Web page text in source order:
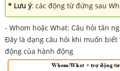
* Lưu ý: các động từ đứng sau
- Whom hoặc What: Câu hỏi tân
Đây là dạng câu hỏi khi muốn
động của hành động